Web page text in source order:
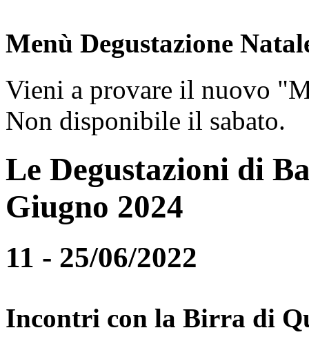
Menù Degustazione
Vieni a provare il nuovo
Non disponibile il sabato.
Le Degustazioni di
Giugno 2024
11 - 25/06/2022
Incontri con la Birra di